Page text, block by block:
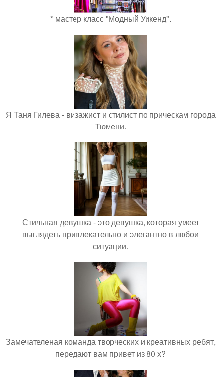
* мастер класс "Модный Уикенд".
Я Таня Гилева - визажист и стилист по прическам города
Тюмени.
Стильная девушка - это девушка, которая умеет
выглядеть привлекательно и элегантно в любои
ситуации.
Замечателеная команда творческих и креативных ребят,
передают вам привет из 80 х?